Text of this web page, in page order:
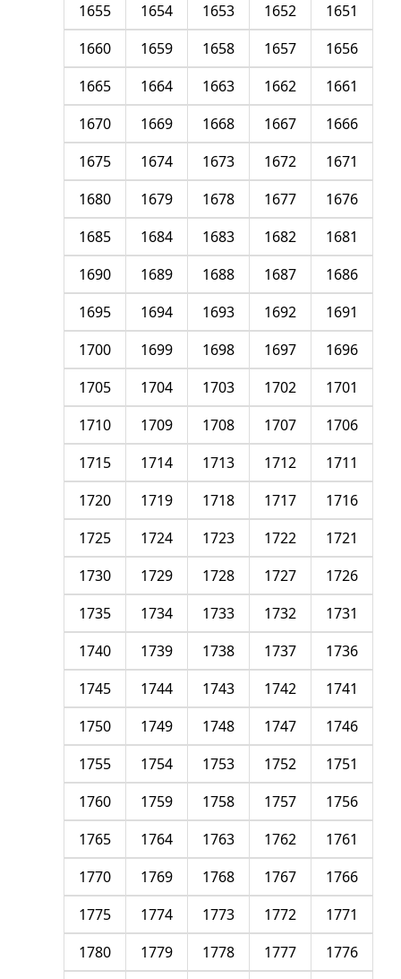
1651
1652
1653
1654
1655
1656
1657
1658
1659
1660
1661
1662
1663
1664
1665
1666
1667
1668
1669
1670
1671
1672
1673
1674
1675
1676
1677
1678
1679
1680
1681
1682
1683
1684
1685
1686
1687
1688
1689
1690
1691
1692
1693
1694
1695
1696
1697
1698
1699
1700
1701
1702
1703
1704
1705
1706
1707
1708
1709
1710
1711
1712
1713
1714
1715
1716
1717
1718
1719
1720
1721
1722
1723
1724
1725
1726
1727
1728
1729
1730
1731
1732
1733
1734
1735
1736
1737
1738
1739
1740
1741
1742
1743
1744
1745
1746
1747
1748
1749
1750
1751
1752
1753
1754
1755
1756
1757
1758
1759
1760
1761
1762
1763
1764
1765
1766
1767
1768
1769
1770
1771
1772
1773
1774
1775
1776
1777
1778
1779
1780